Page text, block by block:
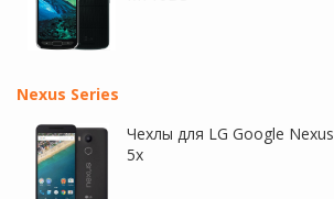
Nexus Series
Чехлы для LG Google Nexus
5x